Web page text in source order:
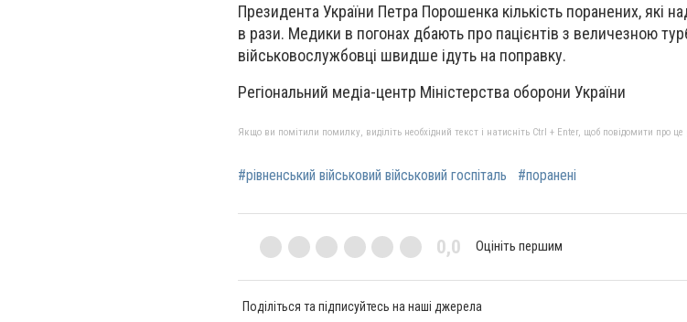
Президента України Петра Порошенка кількість поранених, які
в рази. Медики в погонах дбають про пацієнтів з величезною
військовослужбовці швидше ідуть на поправку.
Регіональний медіа-центр Міністерства оборони України
Якщо ви помітили помилку, виділіть необхідний текст і натисніть Ctrl + Enter, щоб повідомити про це
#рівненський військовий військовий госпіталь #поранені
0,0 Оцініть першим
Поділіться та підписуйтесь на наші джерела